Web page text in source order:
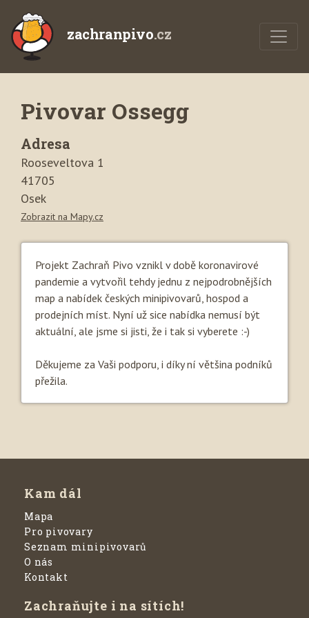
zachranpivo.cz
Pivovar Ossegg
Adresa
Rooseveltova 1
41705
Osek
Zobrazit na Mapy.cz
Projekt Zachraň Pivo vznikl v době koronavirové
pandemie a vytvořil tehdy jednu z nejpodrobnějších
map a nabídek českých minipivovarů, hospod a
prodejních míst. Nyní už sice nabídka nemusí být
aktuální, ale jsme si jisti, že i tak si vyberete :-)
Děkujeme za Vaši podporu, i díky ní většina podníků
přežila.
Kam dál
Mapa
Pro pivovary
Seznam minipivovarů
O nás
Kontakt
Zachraňujte i na sítích!